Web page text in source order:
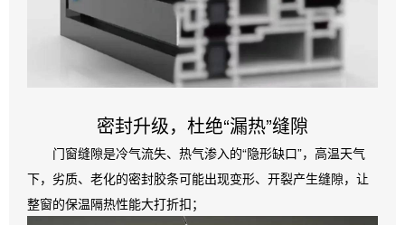
密封升级，杜绝“漏热”缝隙
门窗缝隙是冷气流失、热气渗入的“隐形缺口”，高温天气
下，劣质、老化的密封胶条可能出现变形、开裂产生缝隙，让
整窗的保温隔热性能大打折扣；